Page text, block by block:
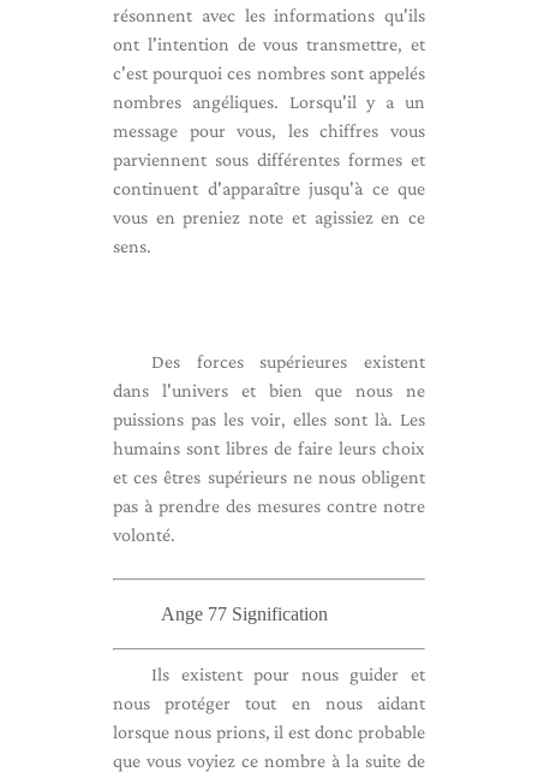
résonnent avec les informations qu'ils
ont l'intention de vous transmettre, et
c'est pourquoi ces nombres sont appelés
nombres angéliques. Lorsqu'il y a un
message pour vous, les chiffres vous
parviennent sous différentes formes et
continuent d'apparaître jusqu'à ce que
vous en preniez note et agissiez en ce
sens.
Des forces supérieures existent
dans l'univers et bien que nous ne
puissions pas les voir, elles sont là. Les
humains sont libres de faire leurs choix
et ces êtres supérieurs ne nous obligent
pas à prendre des mesures contre notre
volonté.
Ange 77 Signification
Ils existent pour nous guider et
nous protéger tout en nous aidant
lorsque nous prions, il est donc probable
que vous voyiez ce nombre à la suite de